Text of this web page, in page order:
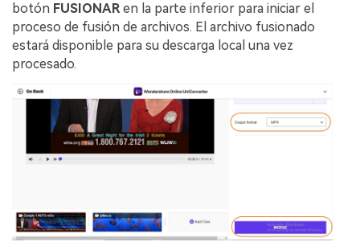
botón FUSIONARen la parte inferior para iniciar el
proceso de fusión de archivos. El archivo fusionado
estará disponible para su descarga local una vez
procesado.